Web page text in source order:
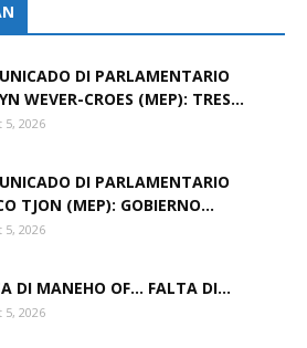
DI PARLAMENTARIO
WEVER-CROES (MEP): TRES...
5, 2026
DI PARLAMENTARIO
TJON (MEP): GOBIERNO...
5, 2026
DI MANEHO OF… FALTA DI...
5, 2026